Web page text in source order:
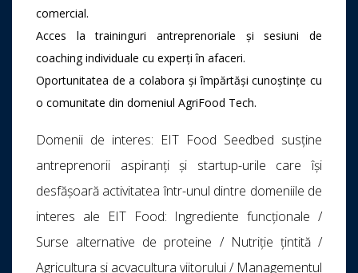
comercial.
Acces la traininguri antreprenoriale și sesiuni de
coaching individuale cu experți în afaceri.
Oportunitatea de a colabora și împărtăși cunoștințe cu
o comunitate din domeniul AgriFood Tech.
Domenii de interes: EIT Food Seedbed susține
antreprenorii aspiranți și startup-urile care își
desfășoară activitatea într-unul dintre domeniile de
interes ale EIT Food: Ingrediente funcționale /
Surse alternative de proteine / Nutriție țintită /
Agricultura și acvacultura viitorului / Managementul